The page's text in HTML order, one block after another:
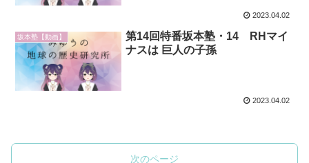
2023.04.02
坂本塾【動画】
第14回特番坂本塾・14 RHマイ
ナスは 巨人の子孫
2023.04.02
次のページ